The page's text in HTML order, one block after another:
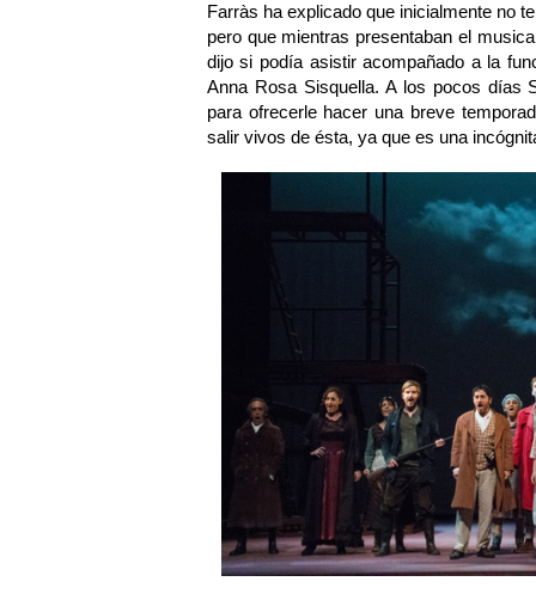
Farràs ha explicado que inicialmente no
pero que mientras presentaban el
dijo si podía asistir acompañado a la
Anna Rosa Sisquella. A los pocos días
para ofrecerle hacer una breve
salir vivos de ésta, ya que es una